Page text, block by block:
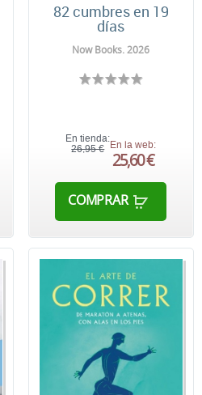
82 cumbres en 19
días
Now Books. 2026
En tienda:
26,95 € En la web:
25,60 €
COMPRAR